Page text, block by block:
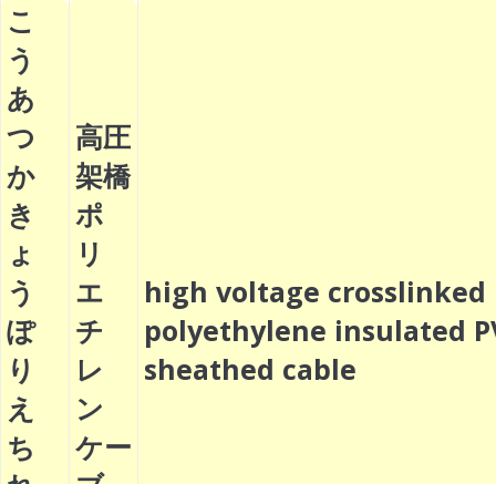
こ
う
あ
つ
か
き
ょ
う
ぽ
り
え
ち
高圧
架橋
ポ
リ
エ
チ
レ
ン
ケー
high voltage crosslinked
polyethylene insulated
sheathed cable